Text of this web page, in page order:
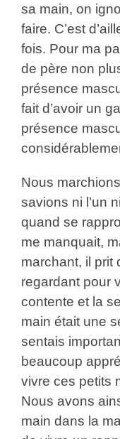
sa main, on
faire. C’est
fois. Pour ma
de père non
présence
fait d’avoir un
présence
Nous
savions ni l’un
quand se
me manquait,
marchant, il prit
regardant pour
contente et la
main était une
sentais
beaucoup
vivre ces petits
Nous avons
main dans la